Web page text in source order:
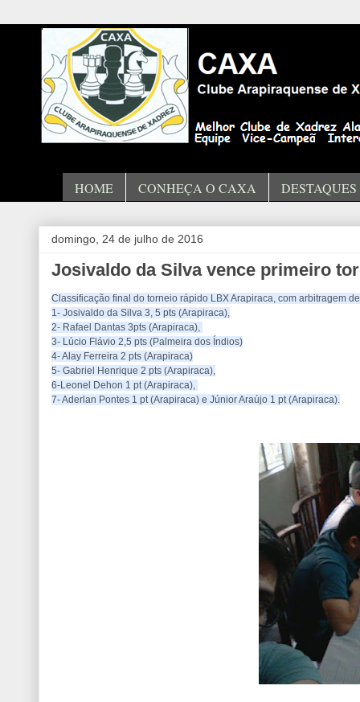
HOME CONHEÇA O CAXA DESTAQUES
domingo, 24 de julho de 2016
Josivaldo da Silva vence primeiro
Classificação final do torneio rápido LBX Arapiraca, com arbitragem
1- Josivaldo da Silva 3, 5 pts (Arapiraca),
2- Rafael Dantas 3pts (Arapiraca),
3- Lúcio Flávio 2,5 pts (Palmeira dos Índios)
4- Alay Ferreira 2 pts (Arapiraca)
5- Gabriel Henrique 2 pts (Arapiraca),
6-Leonel Dehon 1 pt (Arapiraca),
7- Aderlan Pontes 1 pt (Arapiraca) e Júnior Araújo 1 pt (Arapiraca).